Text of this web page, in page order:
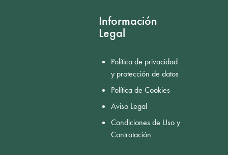
Información
Legal
Política de privacidad
y protección de datos
Política de Cookies
Aviso Legal
Condiciones de Uso y
Contratación